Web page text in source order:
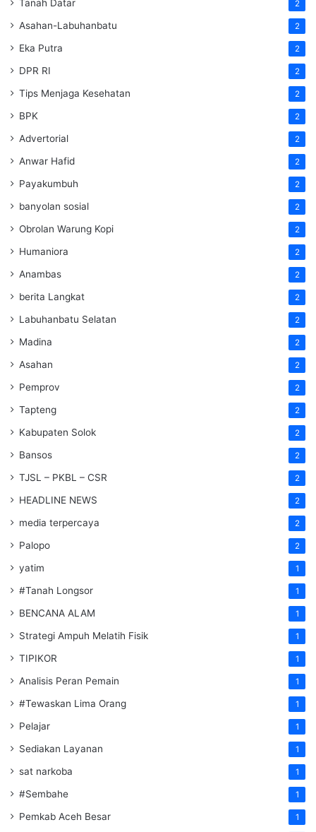
Tanah Datar 2
Asahan-Labuhanbatu 2
Eka Putra 2
DPR RI 2
Tips Menjaga Kesehatan 2
BPK 2
Advertorial 2
Anwar Hafid 2
Payakumbuh 2
banyolan sosial 2
Obrolan Warung Kopi 2
Humaniora 2
Anambas 2
berita Langkat 2
Labuhanbatu Selatan 2
Madina 2
Asahan 2
Pemprov 2
Tapteng 2
Kabupaten Solok 2
Bansos 2
TJSL – PKBL – CSR 2
HEADLINE NEWS 2
media terpercaya 2
Palopo 2
yatim 1
#Tanah Longsor 1
BENCANA ALAM 1
Strategi Ampuh Melatih Fisik 1
TIPIKOR 1
Analisis Peran Pemain 1
#Tewaskan Lima Orang 1
Pelajar 1
Sediakan Layanan 1
sat narkoba 1
#Sembahe 1
Pemkab Aceh Besar 1